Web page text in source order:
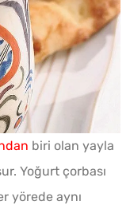
biri olan yayla
Yoğurt çorbası
yörede aynı